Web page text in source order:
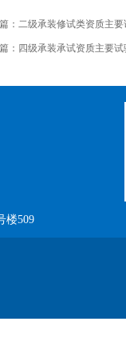
： 二级承装修试类资质主
： 四级承装承试资质主要
楼509